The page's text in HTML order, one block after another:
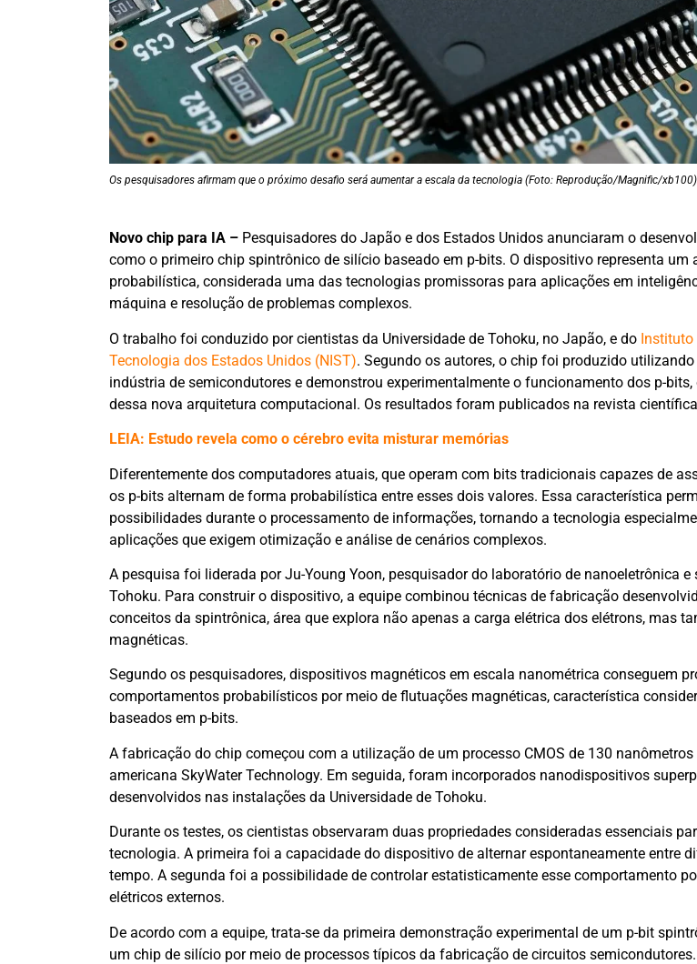
Os pesquisadores afirmam que o próximo desafio será aumentar a escala da tecnologia (Foto: Reprodução/Magnific/xb100)
Novo chip para IA –Pesquisadores do Japão e dos Estados Unidos anunciaram o
como o primeiro chip spintrônico de silício baseado em p-bits. O dispositivo representa um
probabilística, considerada uma das tecnologias promissoras para aplicações em
máquina e resolução de problemas complexos.
O trabalho foi conduzido por cientistas da Universidade de Tohoku, no Japão, e do Instituto
Tecnologia dos Estados Unidos (NIST). Segundo os autores, o chip foi produzido
indústria de semicondutores e demonstrou experimentalmente o funcionamento dos p-
dessa nova arquitetura computacional. Os resultados foram publicados na revista científica
LEIA: Estudo revela como o cérebro evita misturar memórias
Diferentemente dos computadores atuais, que operam com bits tradicionais capazes de
os p-bits alternam de forma probabilística entre esses dois valores. Essa característica
possibilidades durante o processamento de informações, tornando a tecnologia
aplicações que exigem otimização e análise de cenários complexos.
A pesquisa foi liderada por Ju-Young Yoon, pesquisador do laboratório de nanoeletrônica
Tohoku. Para construir o dispositivo, a equipe combinou técnicas de fabricação
conceitos da spintrônica, área que explora não apenas a carga elétrica dos elétrons, mas
magnéticas.
Segundo os pesquisadores, dispositivos magnéticos em escala nanométrica conseguem
comportamentos probabilísticos por meio de flutuações magnéticas, característica
baseados em p-bits.
A fabricação do chip começou com a utilização de um processo CMOS de 130
americana SkyWater Technology. Em seguida, foram incorporados nanodispositivos
desenvolvidos nas instalações da Universidade de Tohoku.
Durante os testes, os cientistas observaram duas propriedades consideradas essenciais
tecnologia. A primeira foi a capacidade do dispositivo de alternar espontaneamente entre
tempo. A segunda foi a possibilidade de controlar estatisticamente esse comportamento
elétricos externos.
De acordo com a equipe, trata-se da primeira demonstração experimental de um p-bit
um chip de silício por meio de processos típicos da fabricação de circuitos semicondutores.